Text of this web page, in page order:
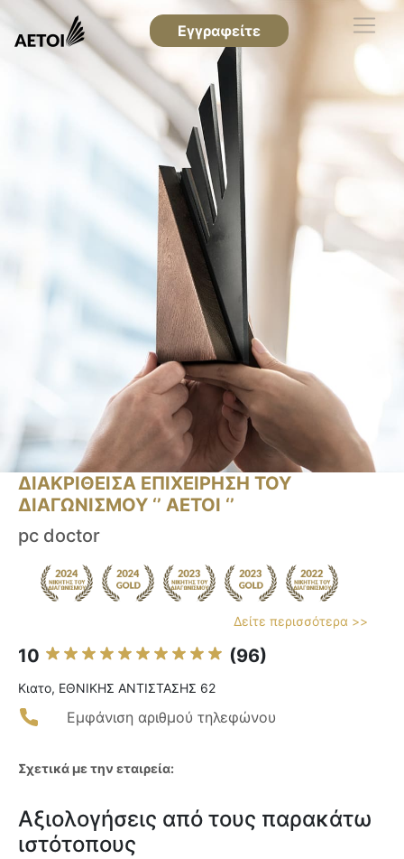
Εγγραφείτε
ΔΙΑΚΡΙΘΕΙΣΑ ΕΠΙΧΕΙΡΗΣΗ ΤΟΥ
ΔΙΑΓΩΝΙΣΜΟΥ ‘’ ΑΕΤΟΙ ‘’
pc doctor
Δείτε περισσότερα >>
10 (96)
Κιατο, ΕΘΝΙΚΗΣ ΑΝΤΙΣΤΑΣΗΣ 62
Εμφάνιση αριθμού τηλεφώνου
Σχετικά με την εταιρεία:
Αξιολογήσεις από τους παρακάτω
ιστότοπους